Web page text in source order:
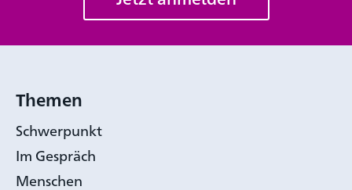
Themen
Schwerpunkt
Im Gespräch
Menschen